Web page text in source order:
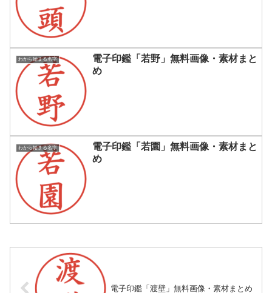
わから始まる名字
電子印鑑「若野」無料画像・素材まと
め
わから始まる名字
電子印鑑「若園」無料画像・素材まと
め
電子印鑑「渡壁」無料画像・素材まとめ